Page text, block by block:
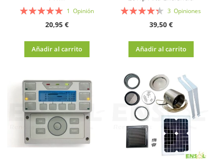
Valoración:
1Opinión
20,95 €
Añadir al carrito
Valoración:
3Opiniones
39,50 €
Añadir al carrito